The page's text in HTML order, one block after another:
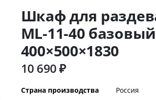
Шкаф для
ML-11-40
400×500×1830
10 690 ₽
Дополнительная
информация
Страна производства
Россия